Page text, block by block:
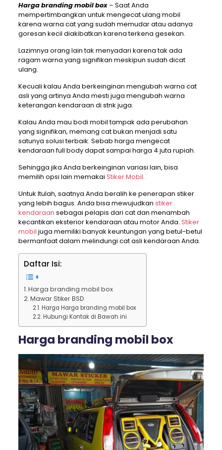
Harga branding mobil box– Saat Anda
mempertimbangkan untuk mengecat ulang mobil
karena warna cat yang sudah memudar atau adanya
goresan kecil diakibatkan karena terkena gesekan.
Lazimnya orang lain tak menyadari karena tak ada
ragam warna yang signifikan meskipun sudah dicat
ulang.
Kecuali kalau Anda berkeinginan mengubah warna cat
asli yang artinya Anda mesti juga mengubah warna
keterangan kendaraan di stnk juga.
Kalau Anda mau bodi mobil tampak ada perubahan
yang signifikan, memang cat bukan menjadi satu
satunya solusi terbaik. Sebab harga mengecat
kendaraan full body dapat sampai harga 4 juta rupiah.
Sehingga jika Anda berkeinginan variasi lain, bisa
memilih opsi lain memakai Stiker Mobil.
Untuk Itulah, saatnya Anda beralih ke penerapan stiker
yang lebih bagus. Anda bisa mewujudkan stiker
kendaraan sebagai pelapis dari cat dan menambah
kecantikan eksterior kendaraan atau motor Anda. Stiker
mobil juga memiliki banyak keuntungan yang betul-betul
bermanfaat dalam melindungi cat asli kendaraan Anda.
Daftar Isi:
Harga branding mobil box
Mawar Stiker BSD
Harga Harga branding mobil box
Hubungi Kontak di Bawah ini
Harga branding mobil box